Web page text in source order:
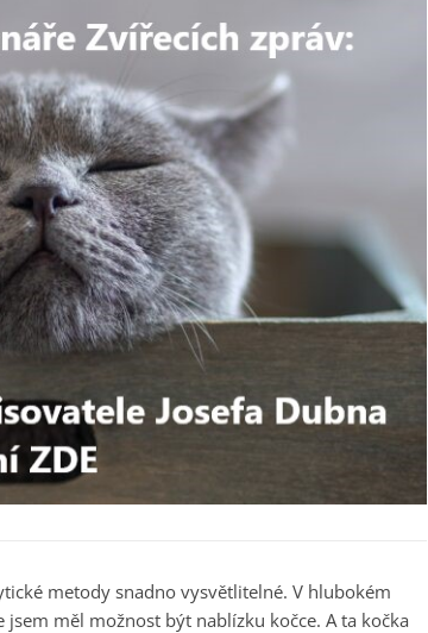
metody snadno vysvětlitelné. V hlubokém
měl možnost být nablízku kočce. A ta kočka